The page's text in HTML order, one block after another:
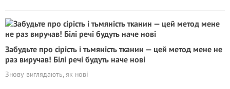
Забудьте про сірість і тьмяність тканин — цей метод мене не
раз виручав! Білі речі будуть наче нові
Знову виглядають, як нові